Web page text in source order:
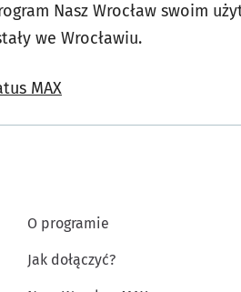
Nasz Wrocław swoim
we Wrocławiu.
MAX
O programie
Jak dołączyć?